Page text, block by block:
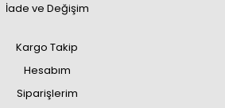
İade ve Değişim
Kargo Takip
Hesabım
Siparişlerim